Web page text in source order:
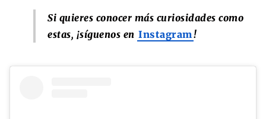
Si quieres conocer más curiosidades como
estas, ¡síguenos en Instagram!